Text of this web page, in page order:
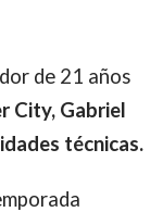
de 21 años
City, Gabriel
técnicas.